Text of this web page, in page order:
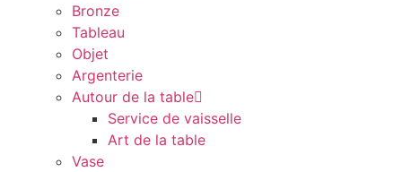
Bronze
Tableau
Objet
Argenterie
Autour de la table
Service de vaisselle
Art de la table
Vase